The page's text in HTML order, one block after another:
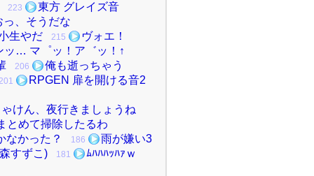
223
東方 グレイズ音
っ、そうだな
生やだ
215
ヴォエ！
ッ… マ゜ッ！ア゛ッ！↑
206 俺も逝っちゃう
RPGEN 扉を開ける音2
けん、夜行きましょうね
とめて掃除したるわ
かった？
186
雨が嫌い3
すずこ)
181 ﾑﾊﾊﾊｯﾊｧｗ